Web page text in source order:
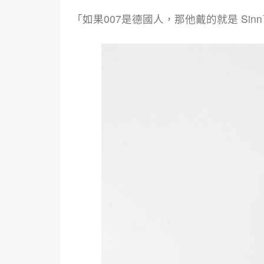
「如果007是德國人，那他戴的就是